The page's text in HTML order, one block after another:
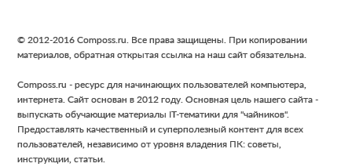
Footer
© 2012-2016 Composs.ru. Все права защищены. При копировании
материалов, обратная открытая ссылка на наш сайт обязательна.
Composs.ru - ресурс для начинающих пользователей компьютера,
интернета. Сайт основан в 2012 году. Основная цель нашего сайта -
выпускать обучающие материалы IT-тематики для "чайников".
Предоставлять качественный и суперполезный контент для всех
пользователей, независимо от уровня владения ПК: советы,
инструкции, статьи.